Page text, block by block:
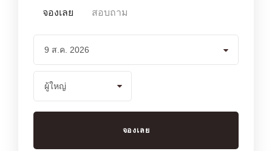
จองเลย สอบถาม